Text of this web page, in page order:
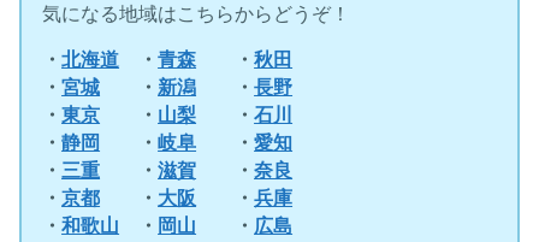
気になる地域はこちらからどうぞ！
・北海道 ・青森 ・秋田
・宮城 ・ 新潟 ・長野
・東京 ・ 山梨 ・石川
・静岡 ・岐阜 ・愛知
・ 三重 ・滋賀 ・奈良
・京都 ・ 大阪 ・兵庫
・和歌山 ・ 岡山 ・ 広島